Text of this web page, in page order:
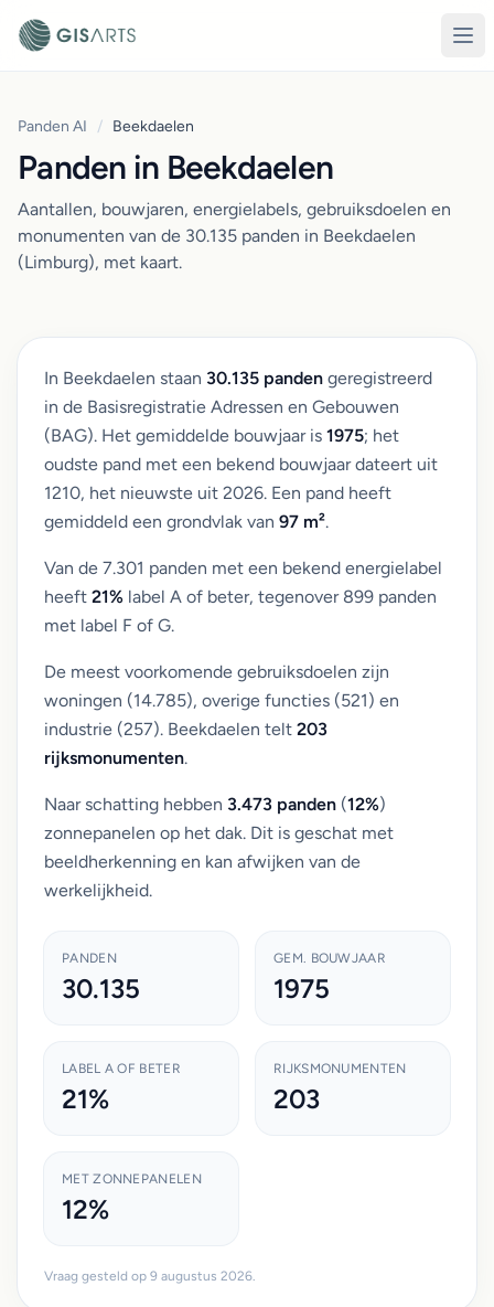
Panden AI / Beekdaelen
Panden in Beekdaelen
Aantallen, bouwjaren, energielabels, gebruiksdoelen en
monumenten van de 30.135 panden in Beekdaelen
(Limburg), met kaart.
In Beekdaelen staan 30.135 panden geregistreerd
in de Basisregistratie Adressen en Gebouwen
(BAG). Het gemiddelde bouwjaar is 1975; het
oudste pand met een bekend bouwjaar dateert uit
1210, het nieuwste uit 2026. Een pand heeft
gemiddeld een grondvlak van 97 m².
Van de 7.301 panden met een bekend energielabel
heeft 21% label A of beter, tegenover 899 panden
met label F of G.
De meest voorkomende gebruiksdoelen zijn
woningen (14.785), overige functies (521) en
industrie (257). Beekdaelen telt 203
rijksmonumenten.
Naar schatting hebben 3.473 panden (12%)
zonnepanelen op het dak. Dit is geschat met
beeldherkenning en kan afwijken van de
werkelijkheid.
PANDEN
30.135
GEM. BOUWJAAR
1975
LABEL A OF BETER
21%
RIJKSMONUMENTEN
203
MET ZONNEPANELEN
12%
Vraag gesteld op 9 augustus 2026.